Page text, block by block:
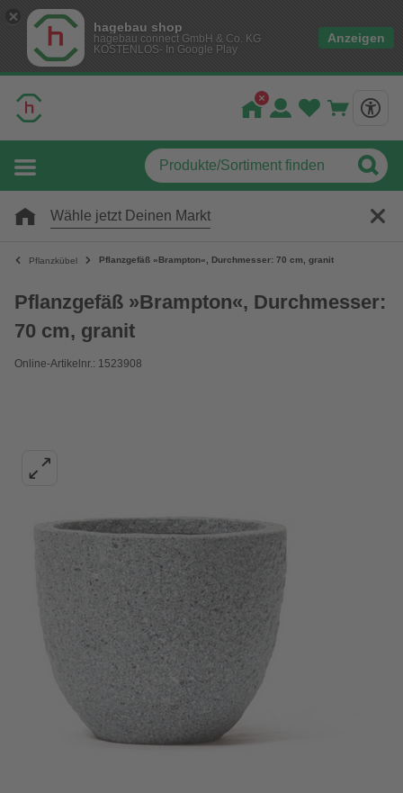
hagebau shop
hagebau connect GmbH & Co. KG
KOSTENLOS- In Google Play
Anzeigen
Wähle jetzt Deinen Markt
Pflanzkübel Pflanzgefäß »Brampton«, Durchmesser: 70 cm, granit
Pflanzgefäß »Brampton«, Durchmesser:
70 cm, granit
Online-Artikelnr.: 1523908